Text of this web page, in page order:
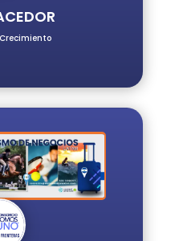
Crecimiento